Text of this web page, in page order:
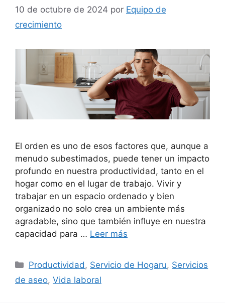
10 de octubre de 2024 por Equipo de
crecimiento
El orden es uno de esos factores que, aunque a
menudo subestimados, puede tener un impacto
profundo en nuestra productividad, tanto en el
hogar como en el lugar de trabajo. Vivir y
trabajar en un espacio ordenado y bien
organizado no solo crea un ambiente más
agradable, sino que también influye en nuestra
capacidad para … Leer más
Categorías
Productividad , Servicio de Hogaru, Servicios
de aseo, Vida laboral